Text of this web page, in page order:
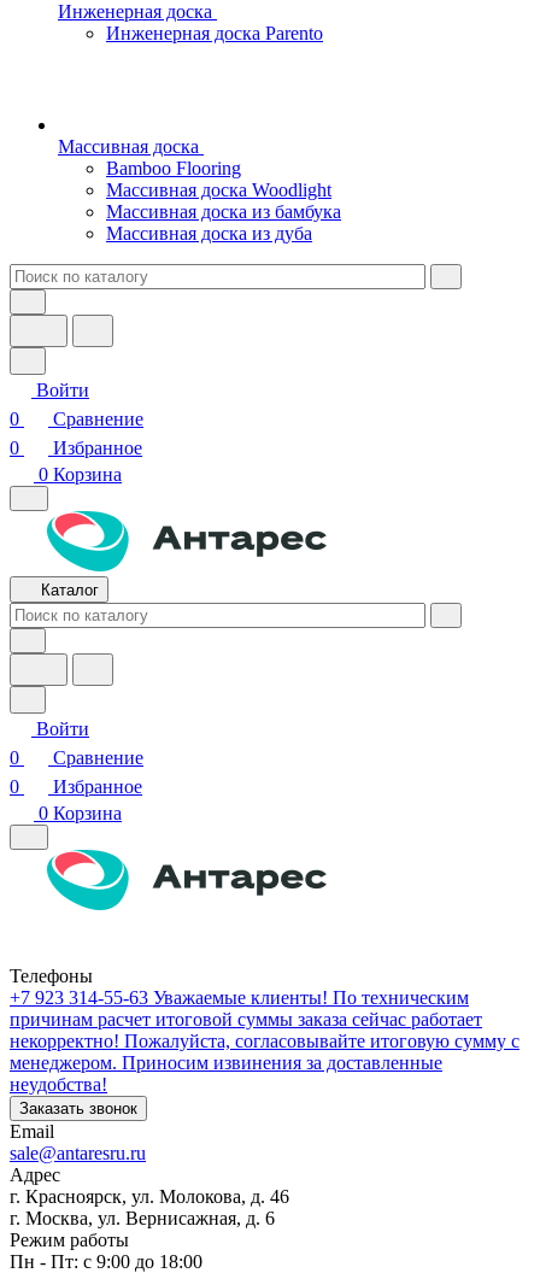
Инженерная доска
Инженерная доска Parento
Массивная доска
Bamboo Flooring
Массивная доска Woodlight
Массивная доска из бамбука
Массивная доска из дуба
Войти
0
Сравнение
0
Избранное
0 Корзина
Каталог
Войти
0
Сравнение
0
Избранное
0 Корзина
Телефоны
+7 923 314-55-63 Уважаемые клиенты! По техническим
причинам расчет итоговой суммы заказа сейчас работает
некорректно! Пожалуйста, согласовывайте итоговую сумму с
менеджером. Приносим извинения за доставленные
неудобства!
Заказать звонок
Email
sale@antaresru.ru
Адрес
г. Красноярск, ул. Молокова, д. 46
г. Москва, ул. Вернисажная, д. 6
Режим работы
Пн - Пт: с 9:00 до 18:00